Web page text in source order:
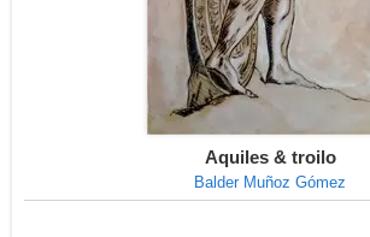
Aquiles & troilo
Balder Muñoz Gómez